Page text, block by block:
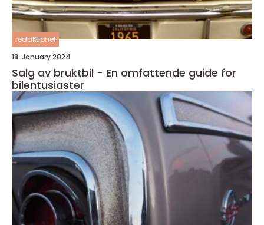
redaktionel
18. January 2024
Salg av bruktbil - En omfattende guide for
bilentusiaster